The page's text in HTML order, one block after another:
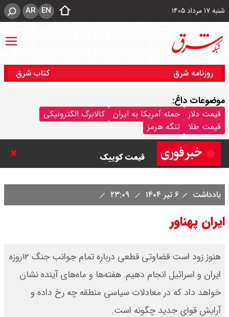
شنبه ۱۷ مرداد ۱۴۰۵ EN
AR
روزنامه شرق کتاب شرق
موضوعات داغ:
قیمت دلار حمله آمریکا به ایران
کالابرگ الکترونیکی
قیمت طلا
تنگه هرمز
قیمت خودرو امروز شنبه ۱۷ مرداد
قیمت کوییک
قیمت محصولات ایران خودرو امروز
شنبه ۱۷ مرداد ۱۴۰۵ / قیمت دنا چند ؟
+ جدول
یادداشت ۶ تیر ۱۴۰۴
ایران پهناور
هنوز زود است قضاوتی قطعی درباره تمام جوانب جنگ ۱۲‌روزه
ایران و اسرائیل انجام دهیم. هفته‌ها و ماه‌های آینده نشان
خواهد داد که در معادلات سیاسی منطقه چه رخ داده و
آرایش قوای جدید چگونه است.